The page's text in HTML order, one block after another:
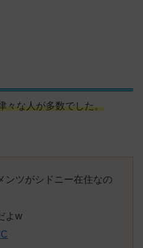
々な人が多数でした。
ンツがシドニー在住なの
よw